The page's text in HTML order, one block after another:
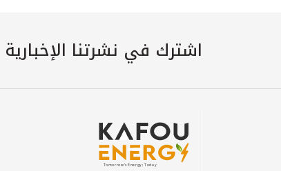
اشترك في نشرتنا الإخبارية